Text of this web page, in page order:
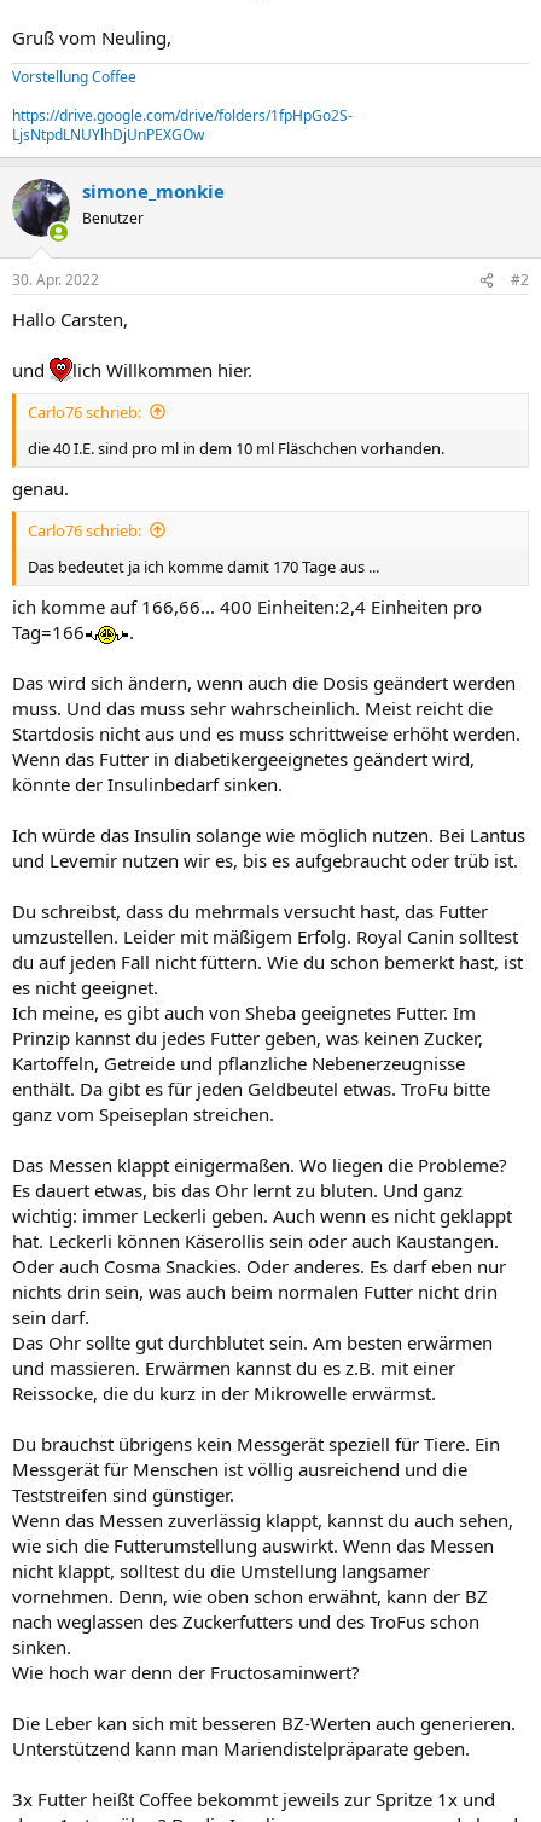
Gruß vom Neuling,
Vorstellung Coffee
https://drive.google.com/drive/folders/1fpHpGo2S-
LjsNtpdLNUYlhDjUnPEXGOw
simone_monkie
Benutzer
30. Apr. 2022 #2
Hallo Carsten,
und lich Willkommen hier.
Carlo76 schrieb:
die 40 I.E. sind pro ml in dem 10 ml Fläschchen vorhanden.
genau.
Carlo76 schrieb:
Das bedeutet ja ich komme damit 170 Tage aus ...
ich komme auf 166,66... 400 Einheiten:2,4 Einheiten pro
Tag=166
.
Das wird sich ändern, wenn auch die Dosis geändert werden
muss. Und das muss sehr wahrscheinlich. Meist reicht die
Startdosis nicht aus und es muss schrittweise erhöht werden.
Wenn das Futter in diabetikergeeignetes geändert wird,
könnte der Insulinbedarf sinken.
Ich würde das Insulin solange wie möglich nutzen. Bei Lantus
und Levemir nutzen wir es, bis es aufgebraucht oder trüb ist.
Du schreibst, dass du mehrmals versucht hast, das Futter
umzustellen. Leider mit mäßigem Erfolg. Royal Canin solltest
du auf jeden Fall nicht füttern. Wie du schon bemerkt hast, ist
es nicht geeignet.
Ich meine, es gibt auch von Sheba geeignetes Futter. Im
Prinzip kannst du jedes Futter geben, was keinen Zucker,
Kartoffeln, Getreide und pflanzliche Nebenerzeugnisse
enthält. Da gibt es für jeden Geldbeutel etwas. TroFu bitte
ganz vom Speiseplan streichen.
Das Messen klappt einigermaßen. Wo liegen die Probleme?
Es dauert etwas, bis das Ohr lernt zu bluten. Und ganz
wichtig: immer Leckerli geben. Auch wenn es nicht geklappt
hat. Leckerli können Käserollis sein oder auch Kaustangen.
Oder auch Cosma Snackies. Oder anderes. Es darf eben nur
nichts drin sein, was auch beim normalen Futter nicht drin
sein darf.
Das Ohr sollte gut durchblutet sein. Am besten erwärmen
und massieren. Erwärmen kannst du es z.B. mit einer
Reissocke, die du kurz in der Mikrowelle erwärmst.
Du brauchst übrigens kein Messgerät speziell für Tiere. Ein
Messgerät für Menschen ist völlig ausreichend und die
Teststreifen sind günstiger.
Wenn das Messen zuverlässig klappt, kannst du auch sehen,
wie sich die Futterumstellung auswirkt. Wenn das Messen
nicht klappt, solltest du die Umstellung langsamer
vornehmen. Denn, wie oben schon erwähnt, kann der BZ
nach weglassen des Zuckerfutters und des TroFus schon
sinken.
Wie hoch war denn der Fructosaminwert?
Die Leber kan sich mit besseren BZ-Werten auch generieren.
Unterstützend kann man Mariendistelpräparate geben.
3x Futter heißt Coffee bekommt jeweils zur Spritze 1x und